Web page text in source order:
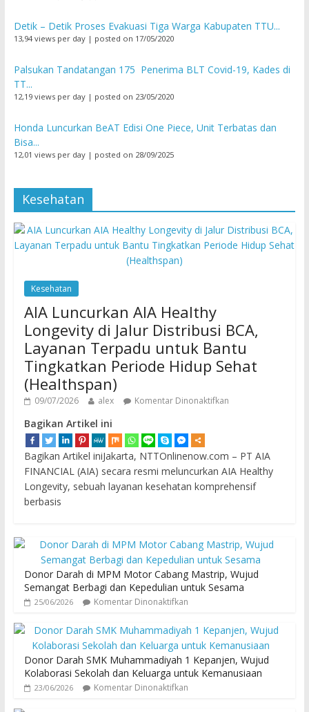
Detik – Detik Proses Evakuasi Tiga Warga Kabupaten TTU...
13,94 views per day| posted on 17/05/2020
Palsukan Tandatangan 175 Penerima BLT Covid-19, Kades di
TT...
12,19 views per day| posted on 23/05/2020
Honda Luncurkan BeAT Edisi One Piece, Unit Terbatas dan
Bisa...
12,01 views per day| posted on 28/09/2025
Kesehatan
Kesehatan
AIA Luncurkan AIA Healthy
Longevity di Jalur Distribusi BCA,
Layanan Terpadu untuk Bantu
Tingkatkan Periode Hidup Sehat
(Healthspan)
09/07/2026 alex Komentar Dinonaktifkan
Bagikan Artikel ini
Bagikan Artikel iniJakarta, NTTOnlinenow.com – PT AIA
FINANCIAL (AIA) secara resmi meluncurkan AIA Healthy
Longevity, sebuah layanan kesehatan komprehensif
berbasis
Donor Darah di MPM Motor Cabang Mastrip, Wujud
Semangat Berbagi dan Kepedulian untuk Sesama
25/06/2026 Komentar Dinonaktifkan
Donor Darah SMK Muhammadiyah 1 Kepanjen, Wujud
Kolaborasi Sekolah dan Keluarga untuk Kemanusiaan
23/06/2026 Komentar Dinonaktifkan